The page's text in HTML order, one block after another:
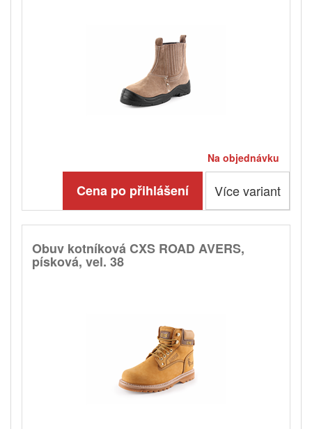
Na objednávku
Cena po přihlášení Více variant
Obuv kotníková CXS ROAD AVERS,
písková, vel. 38